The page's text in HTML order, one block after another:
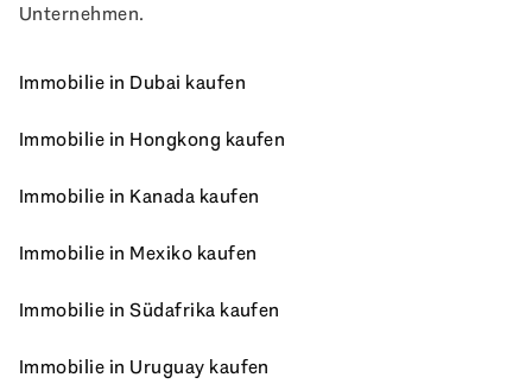
Unternehmen.
Immobilie in Dubai kaufen
Immobilie in Hongkong kaufen
Immobilie in Kanada kaufen
Immobilie in Mexiko kaufen
Immobilie in Südafrika kaufen
Immobilie in Uruguay kaufen